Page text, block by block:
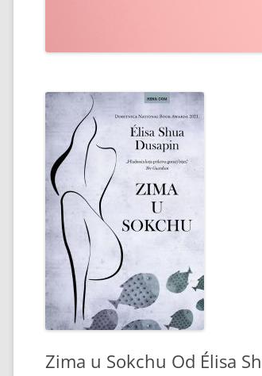
Zima u Sokchu Od Élisa